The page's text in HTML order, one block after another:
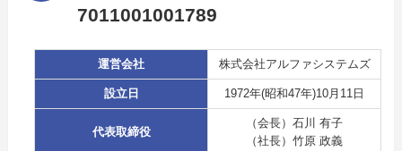
7011001001789
運営会社 株式会社アルファシステムズ
設立日 1972年(昭和47年)10月11日
代表取締役
（会長）石川 有子
（社長）竹原 政義